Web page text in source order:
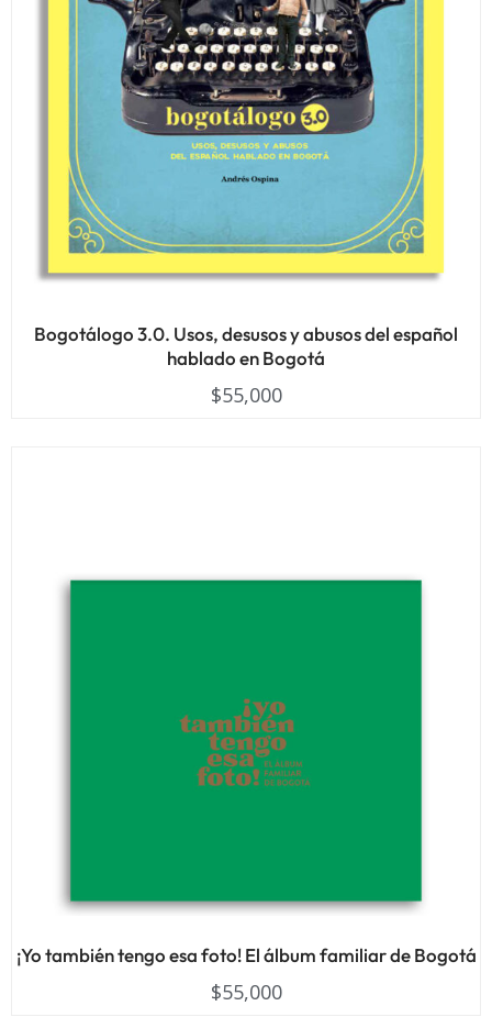
Bogotálogo 3.0. Usos, desusos y abusos del español
hablado en Bogotá
$55,000
¡Yo también tengo esa foto! El álbum familiar de Bogotá
$55,000